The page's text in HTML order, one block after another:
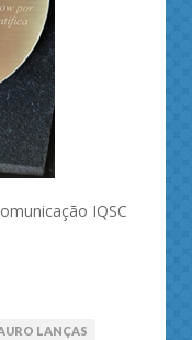
IQSC
LANÇAS